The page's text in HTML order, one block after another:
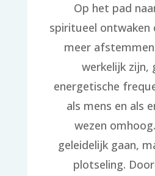
Op het pad
spiritueel ontwaken
meer
werkelijk zijn,
energetische
als mens en als
wezen
geleidelijk gaan,
plotseling.